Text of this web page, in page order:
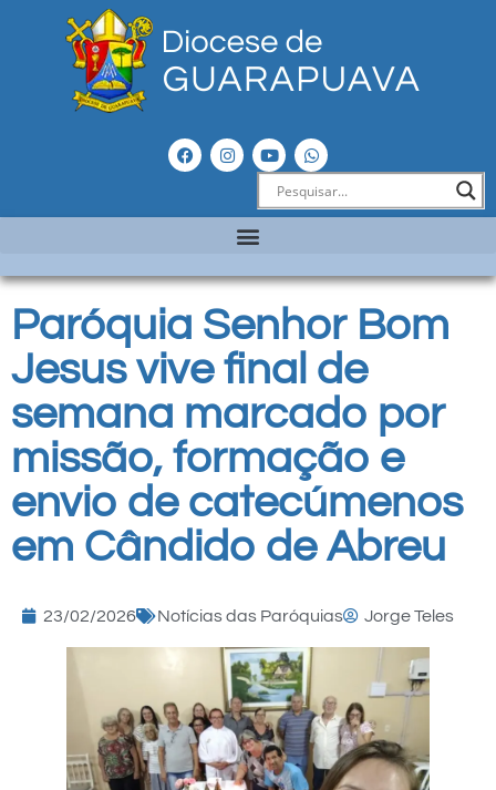
Paróquia Senhor Bom
Jesus vive final de
semana marcado por
missão, formação e
envio de catecúmenos
em Cândido de Abreu
23/02/2026 Notícias das Paróquias Jorge Teles